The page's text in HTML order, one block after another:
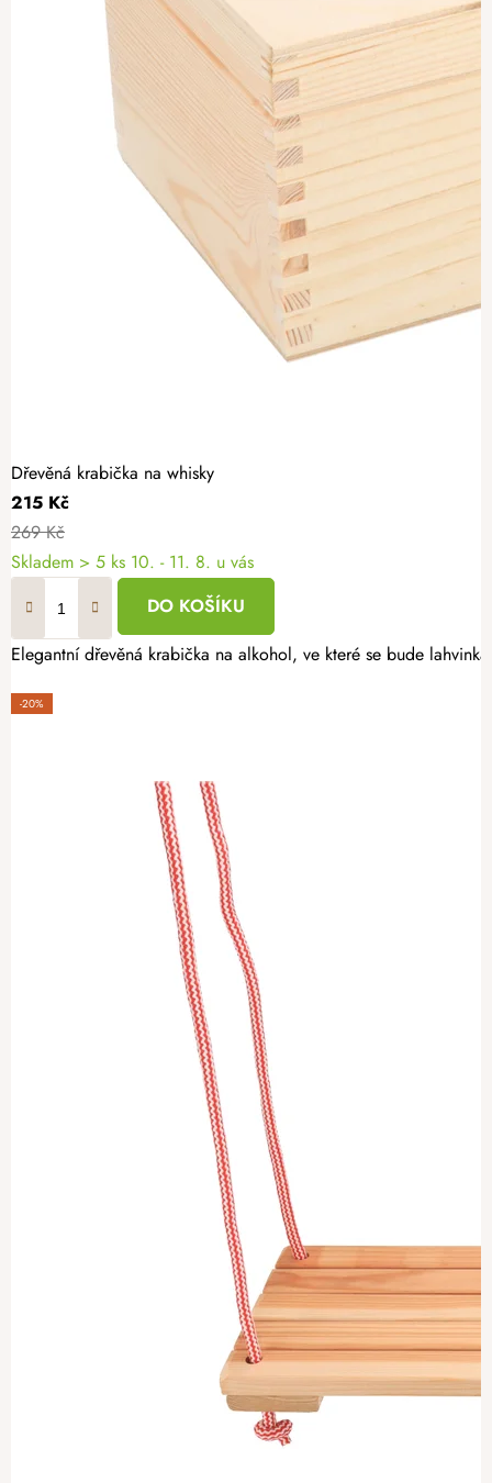
Dřevěná krabička na whisky
215 Kč
269 Kč
Skladem > 5 ks 10. - 11. 8. u vás
DO KOŠÍKU
Elegantní dřevěná krabička na alkohol, ve které se bude
-20%